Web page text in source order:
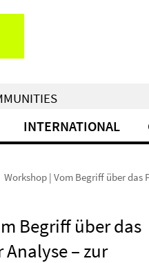
INTERNATIONAL
Workshop | Vom Begriff über
Begriff über das
– zur